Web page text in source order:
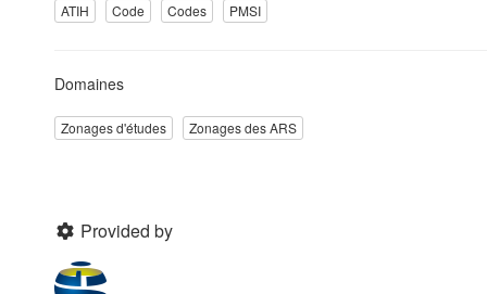
ATIH Code Codes PMSI
Domaines
Zonages d'études Zonages des ARS
Provided by